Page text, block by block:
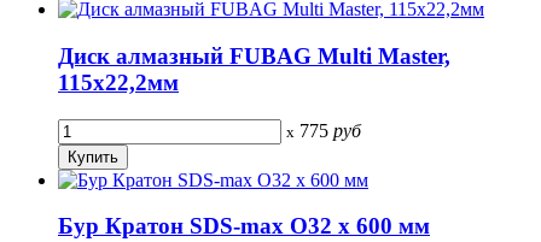
Диск алмазный FUBAG Multi Master,
115x22,2мм
x 775 руб
Бур Кратон SDS-max O32 х 600 мм